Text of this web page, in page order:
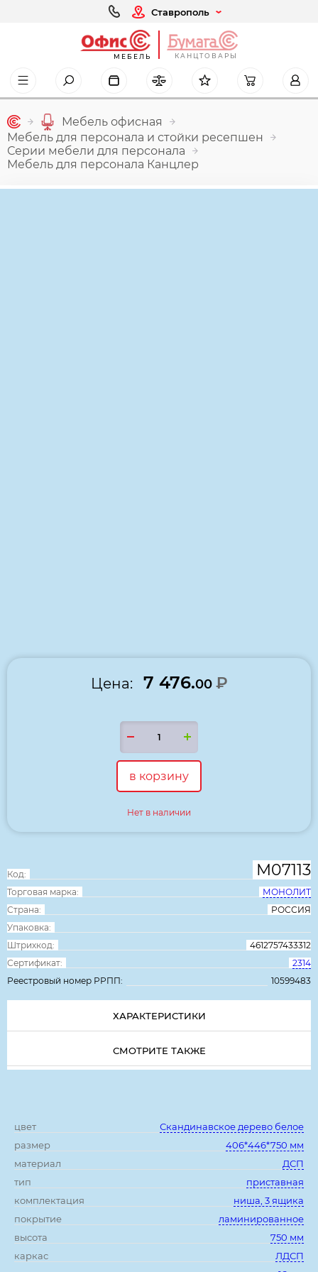
Ставрополь
МЕБЕЛЬ КАНЦТОВАРЫ
Мебель офисная
Мебель для персонала и стойки ресепшен
Серии мебели для персонала
Мебель для персонала Канцлер
Код: М07113
Торговая марка:
МОНОЛИТ
Страна:
РОССИЯ
Упаковка:
Штрихкод:
4612757433312
Сертификат:
2314
Реестровый номер РРПП:
10599483
Цена: 7 476.00 ₽
в корзину
Нет в наличии
ХАРАКТЕРИСТИКИ
СМОТРИТЕ ТАКЖЕ
цвет
Скандинавское дерево белое
размер
406*446*750 мм
материал
ДСП
тип
приставная
комплектация
ниша, 3 ящика
покрытие
ламинированное
высота
750 мм
каркас
ЛДСП